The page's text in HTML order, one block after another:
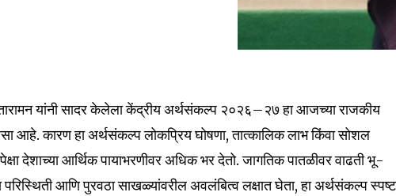
यांनी सादर केलेला केंद्रीय अर्थसंकल्प २०२६–२७ हा आजच्या राजकीय
आहे. कारण हा अर्थसंकल्प लोकप्रिय घोषणा, तात्कालिक लाभ किंवा सोशल
देशाच्या आर्थिक पायाभरणीवर अधिक भर देतो. जागतिक पातळीवर वाढती भू-
आणि पुरवठा साखळ्यांवरील अवलंबित्व लक्षात घेता, हा अर्थसंकल्प स्पष्ट